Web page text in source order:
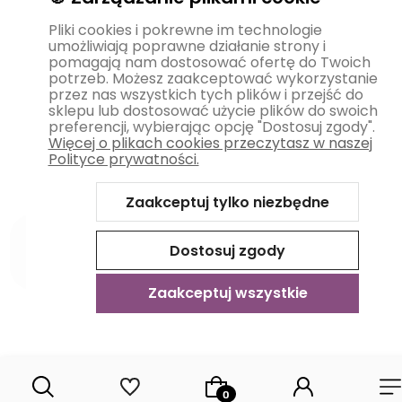
Pliki cookies i pokrewne im technologie
umożliwiają poprawne działanie strony i
pomagają nam dostosować ofertę do Twoich
potrzeb. Możesz zaakceptować wykorzystanie
przez nas wszystkich tych plików i przejść do
sklepu lub dostosować użycie plików do swoich
preferencji, wybierając opcję "Dostosuj zgody".
Więcej o plikach cookies przeczytasz w naszej
Polityce prywatności.
Zaakceptuj tylko niezbędne
Dostosuj zgody
Zaakceptuj wszystkie